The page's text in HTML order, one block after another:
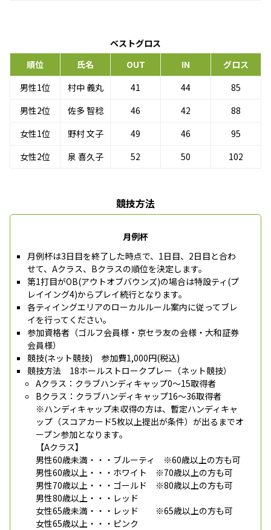
ベストグロス
順位
氏名 OUT IN
グロス
男性1位
村中 義丸 41 44
85
男性2位
佐多 智稔 46 42
88
女性1位
野村 文子 49 46
95
女性2位
泉 喜久子 52 50 102
競技方法
月例杯
月例杯は3日目を終了した時点で、1日目、2日目と合わ
せて、Aクラス、Bクラスの順位を決定します。
第1打目がOB(アウトオブバウンズ)の場合は特設ティ(プ
レイイング4)からプレイ続行となります。
各ティイングエリアのローカルルール案内に従ってブレ
イを行ってください。
参加資格者（ゴルフ会員様・京セラ友の会様・大和証券
会員様）
競技(ネット競技) 参加費1,000円(税込)
競技方法 18ホールストロークプレー（ネット競技）
Aクラス：クラブハンディキャップ0～15取得者
Bクラス：クラブハンディキャップ16～36取得者
※ハンディキャップ未収得の方は、暫定ハンディキャ
ップ（スコアカード5枚以上提出が条件）が出るまでオ
ープン参加となります。
【Aクラス】
男性60歳未満・・・ブルーティ ※60歳以上の方も可
男性60歳以上・・・ホワイト ※70歳以上の方も可
男性70歳以上・・・ゴールド ※80歳以上の方も可
男性80歳以上・・・レッド
女性65歳未満・・・レッド ※65歳以上の方も可
女性65歳以上・・・ピンク